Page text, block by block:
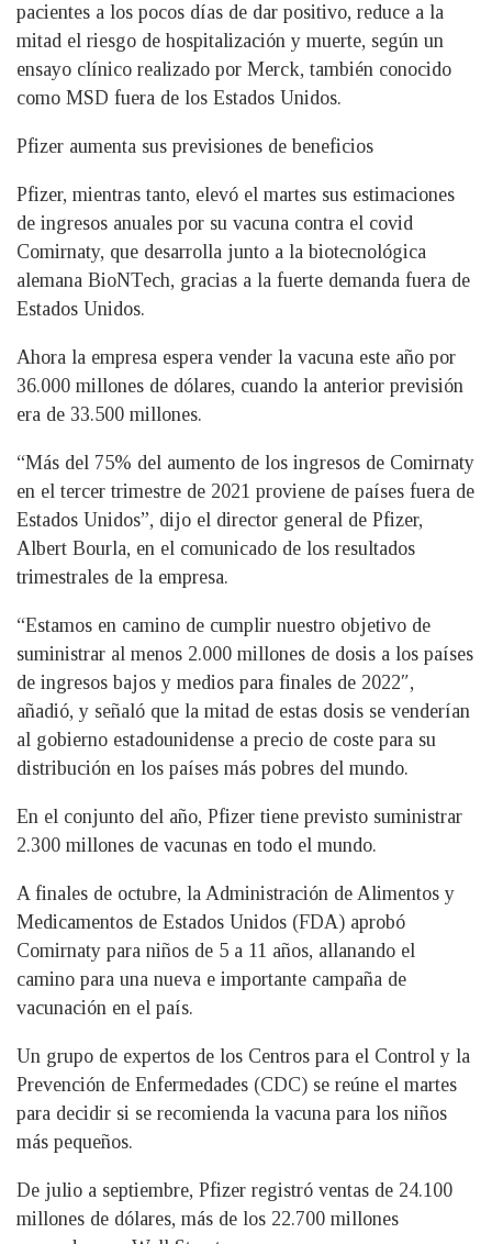
pacientes a los pocos días de dar positivo, reduce a la
mitad el riesgo de hospitalización y muerte, según un
ensayo clínico realizado por Merck, también conocido
como MSD fuera de los Estados Unidos.
Pfizer aumenta sus previsiones de beneficios
Pfizer, mientras tanto, elevó el martes sus estimaciones
de ingresos anuales por su vacuna contra el covid
Comirnaty, que desarrolla junto a la biotecnológica
alemana BioNTech, gracias a la fuerte demanda fuera de
Estados Unidos.
Ahora la empresa espera vender la vacuna este año por
36.000 millones de dólares, cuando la anterior previsión
era de 33.500 millones.
“Más del 75% del aumento de los ingresos de Comirnaty
en el tercer trimestre de 2021 proviene de países fuera de
Estados Unidos”, dijo el director general de Pfizer,
Albert Bourla, en el comunicado de los resultados
trimestrales de la empresa.
“Estamos en camino de cumplir nuestro objetivo de
suministrar al menos 2.000 millones de dosis a los países
de ingresos bajos y medios para finales de 2022″,
añadió, y señaló que la mitad de estas dosis se venderían
al gobierno estadounidense a precio de coste para su
distribución en los países más pobres del mundo.
En el conjunto del año, Pfizer tiene previsto suministrar
2.300 millones de vacunas en todo el mundo.
A finales de octubre, la Administración de Alimentos y
Medicamentos de Estados Unidos (FDA) aprobó
Comirnaty para niños de 5 a 11 años, allanando el
camino para una nueva e importante campaña de
vacunación en el país.
Un grupo de expertos de los Centros para el Control y la
Prevención de Enfermedades (CDC) se reúne el martes
para decidir si se recomienda la vacuna para los niños
más pequeños.
De julio a septiembre, Pfizer registró ventas de 24.100
millones de dólares, más de los 22.700 millones